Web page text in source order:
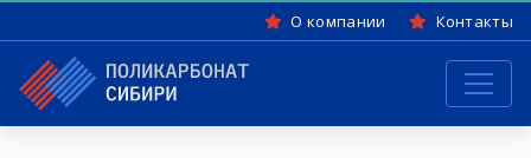
О компании Контакты